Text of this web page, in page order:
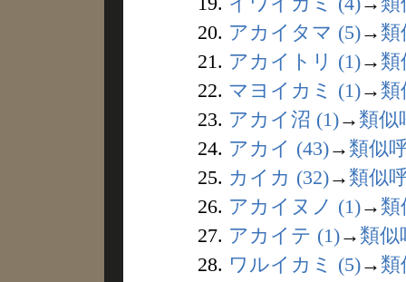
20. アカイタマ (5)→ 類
21. アカイトリ (1)→ 類
22. マヨイカミ (1)→ 類
23. アカイ沼 (1)→ 類似
24. アカイ (43)→ 類似
25. カイカ (32)→ 類似
26. アカイヌノ (1)→ 類
27. アカイテ (1)→ 類似
28. ワルイカミ (5)→ 類